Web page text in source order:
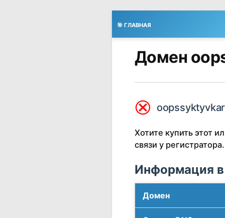
🎯 ГЛАВНАЯ
Домен
⮿
Хотите купить этот
связи у регистратора.
Информация в
Домен